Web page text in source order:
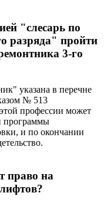
"слесарь по
разряда" пройти
3-го
указана в перечне
№ 513
профессии может
программы
и по окончании
право на